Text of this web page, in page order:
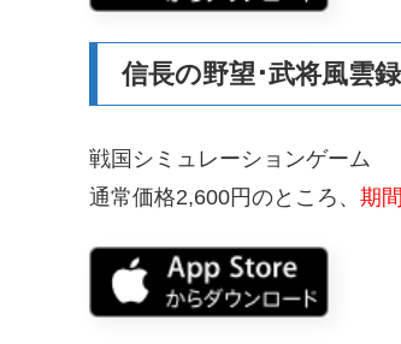
信長の野望･武将風雲録
戦国シミュレーションゲーム
通常価格2,600円のところ、 期